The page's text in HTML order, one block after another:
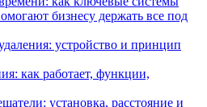
бизнесу держать все под
устройство и принцип
как работает, функции,
установка, расстояние и